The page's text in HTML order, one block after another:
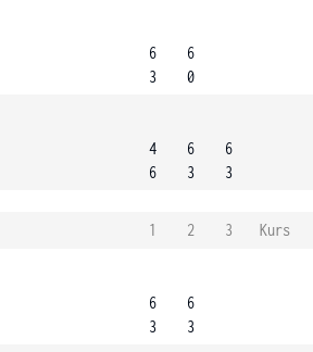
6
3
6
0
4
6
6
3
6
3
1 2 3
Kurs
6
3
6
3